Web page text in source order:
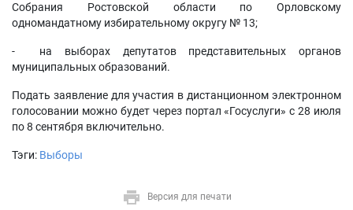
Собрания Ростовской области по Орловскому
одномандатному избирательному округу № 13;
- на выборах депутатов представительных органов
муниципальных образований.
Подать заявление для участия в дистанционном электронном
голосовании можно будет через портал «Госуслуги» с 28 июля
по 8 сентября включительно.
Тэги: Выборы
Версия для печати